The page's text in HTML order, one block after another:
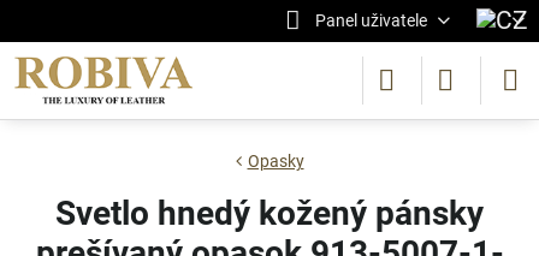
Panel uživatele
Opasky
Svetlo hnedý kožený pánsky